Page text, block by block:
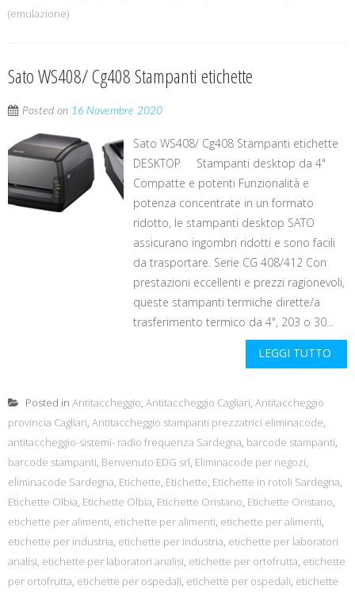
(emulazione)
Sato WS408/ Cg408 Stampanti etichette
Posted on 16 Novembre 2020
Sato WS408/ Cg408 Stampanti etichette
DESKTOP Stampanti desktop da 4"
Compatte e potenti Funzionalità e
potenza concentrate in un formato
ridotto, le stampanti desktop SATO
assicurano ingombri ridotti e sono facili
da trasportare. Serie CG 408/412 Con
prestazioni eccellenti e prezzi ragionevoli,
queste stampanti termiche dirette/a
trasferimento termico da 4", 203 o 30...
LEGGI TUTTO
Posted in Antitaccheggio, Antitaccheggio Cagliari, Antitaccheggio
provincia Cagliari, Antitaccheggio stampanti prezzatrici eliminacode,
antitaccheggio-sistemi- radio frequenza Sardegna, barcode stampanti,
barcode stampanti, Benvenuto EDG srl, Eliminacode per negozi,
eliminacode Sardegna, Etichette, Etichette, Etichette in rotoli Sardegna,
Etichette Olbia, Etichette Olbia, Etichette Oristano, Etichette Oristano,
etichette per alimenti, etichette per alimenti, etichette per alimenti,
etichette per industria, etichette per industria, etichette per laboratori
analisi, etichette per laboratori analisi, etichette per ortofrutta, etichette
per ortofrutta, etichette per ospedali, etichette per ospedali, etichette